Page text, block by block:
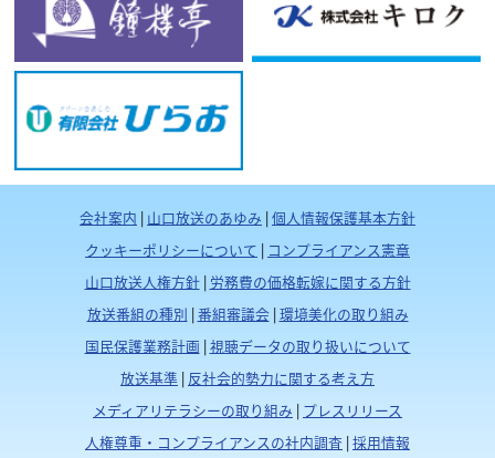
会社案内 | 山口放送のあゆみ |個人情報保護基本方針
クッキーポリシーについて | コンプライアンス憲章
山口放送人権方針| 労務費の価格転嫁に関する方針
放送番組の種別 |番組審議会|環境美化の取り組み
国民保護業務計画 |視聴データの取り扱いについて
放送基準 | 反社会的勢力に関する考え方
メディアリテラシーの取り組み | プレスリリース
人権尊重・コンプライアンスの社内調査 |採用情報